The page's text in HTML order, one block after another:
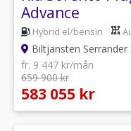
Advance
Hybrid el/bensin
Biltjänsten Serrander
fr. 9 447 kr/mån
659 900 kr
583 055 kr